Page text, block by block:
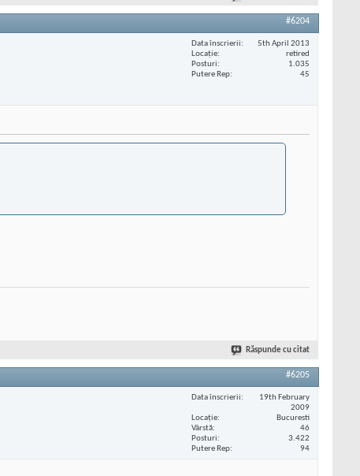
#6204
Data înscrierii
5th April 2013
Locaţie
retired
Posturi
1.035
Putere Rep
45
Răspunde cu citat
#6205
Data înscrierii
19th February
2009
Locaţie
Bucuresti
Vârstă
46
Posturi
3.422
Putere Rep
94